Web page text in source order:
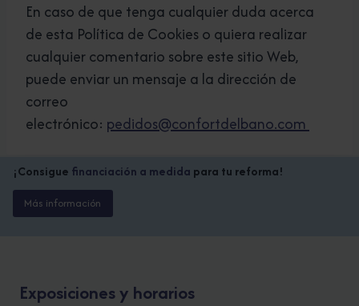
En caso de que tenga cualquier duda acerca
de esta Política de Cookies o quiera realizar
cualquier comentario sobre este sitio Web,
puede enviar un mensaje a la dirección de
correo
electrónico: pedidos@confortdelbano.com
¡Consigue financiación a medida para tu reforma!
Más información
Exposiciones y horarios